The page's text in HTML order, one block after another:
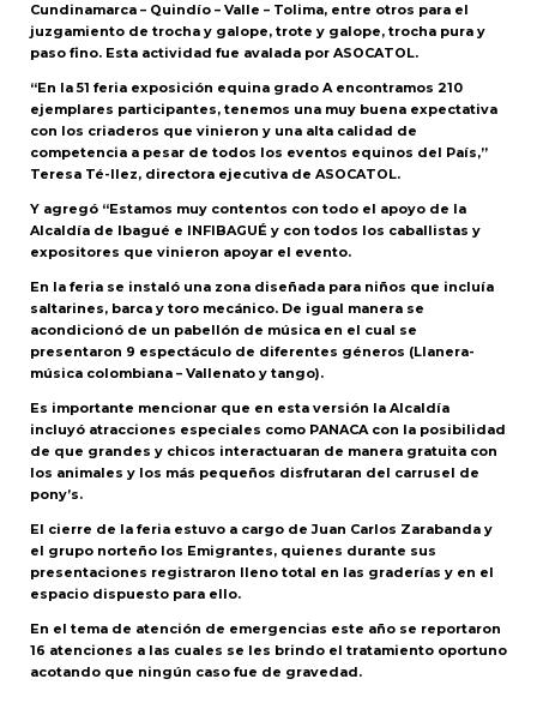
Cundinamarca – Quindío – Valle – Tolima, entre otros para el
juzgamiento de trocha y galope, trote y galope, trocha pura y
paso fino. Esta actividad fue avalada por ASOCATOL.
“En la 51 feria exposición equina grado A encontramos 210
ejemplares participantes, tenemos una muy buena expectativa
con los criaderos que vinieron y una alta calidad de
competencia a pesar de todos los eventos equinos del País,”
Teresa Té-llez, directora ejecutiva de ASOCATOL.
Y agregó “Estamos muy contentos con todo el apoyo de la
Alcaldía de Ibagué e INFIBAGUÉ y con todos los caballistas y
expositores que vinieron apoyar el evento.
En la feria se instaló una zona diseñada para niños que incluía
saltarines, barca y toro mecánico. De igual manera se
acondicionó de un pabellón de música en el cual se
presentaron 9 espectáculo de diferentes géneros (Llanera-
música colombiana – Vallenato y tango).
Es importante mencionar que en esta versión la Alcaldía
incluyó atracciones especiales como PANACA con la posibilidad
de que grandes y chicos interactuaran de manera gratuita con
los animales y los más pequeños disfrutaran del carrusel de
pony’s.
El cierre de la feria estuvo a cargo de Juan Carlos Zarabanda y
el grupo norteño los Emigrantes, quienes durante sus
presentaciones registraron lleno total en las graderías y en el
espacio dispuesto para ello.
En el tema de atención de emergencias este año se reportaron
16 atenciones a las cuales se les brindo el tratamiento oportuno
acotando que ningún caso fue de gravedad.